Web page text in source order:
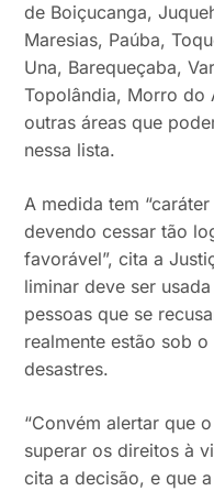
de Boiçucanga,
Maresias, Paúba,
Una, Barequeçaba,
Topolândia, Morro do
outras áreas que
nessa lista.
A medida tem
devendo cessar tão
favorável”, cita a
liminar deve ser
pessoas que se
realmente estão sob
desastres.
“Convém alertar que
superar os direitos à
cita a decisão, e que